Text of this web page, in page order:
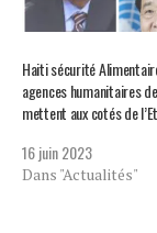
Haiti sécurité
agences humanitaires
mettent aux cotés de
16 juin 2023
Dans "Actualités"